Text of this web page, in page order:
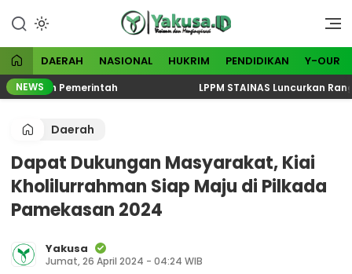
konten
Yakusa
Visioner dan Menginspirasi
DAERAH NASIONAL HUKRIM PENDIDIKAN Y-OUR
NEWSPemerintah LPPM STAINAS Luncurkan
Daerah
Dapat Dukungan Masyarakat, Kiai
Kholilurrahman Siap Maju di Pilkada
Pamekasan 2024
Yakusa
Jumat, 26 April 2024 - 04:24 WIB